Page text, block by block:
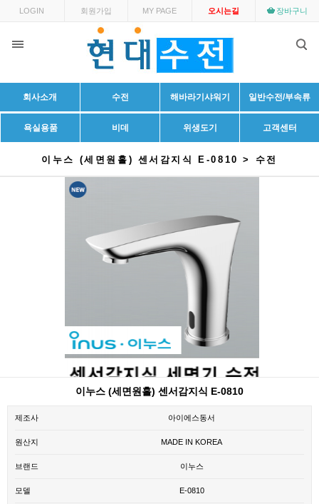
LOGIN 회원가입 MY PAGE 오시는길 장바구니
회사소개 수전 해바라기샤워기 일반수전/부속류
욕실용품 비데 위생도기 고객센터
이누스 (세면원홀) 센서감지식 E-0810 > 수전
이누스 (세면원홀) 센서감지식 E-0810
제조사 아이에스동서
원산지 MADE IN KOREA
브랜드 이누스
모델 E-0810